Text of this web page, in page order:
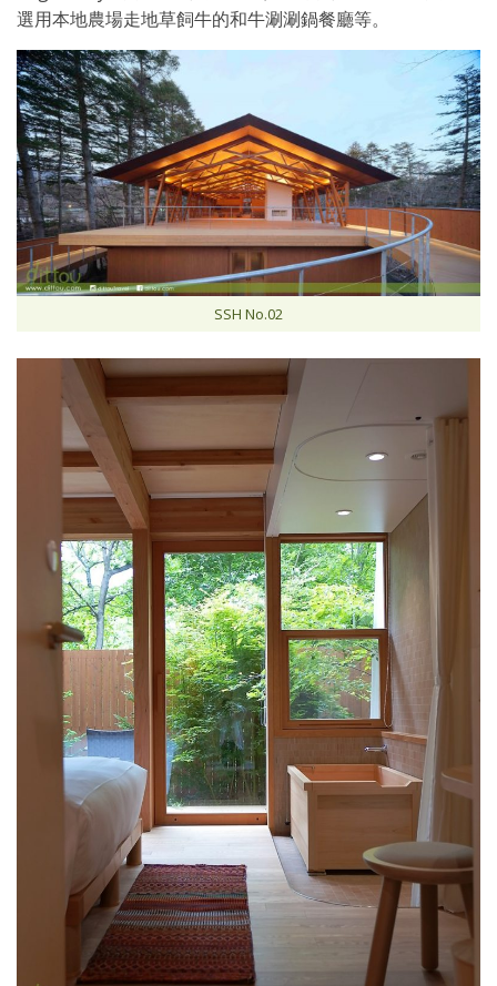
選用本地農場走地草飼牛的和牛涮涮鍋餐廳等。
SSH No.02